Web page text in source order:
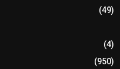
(49)
(4)
(950)